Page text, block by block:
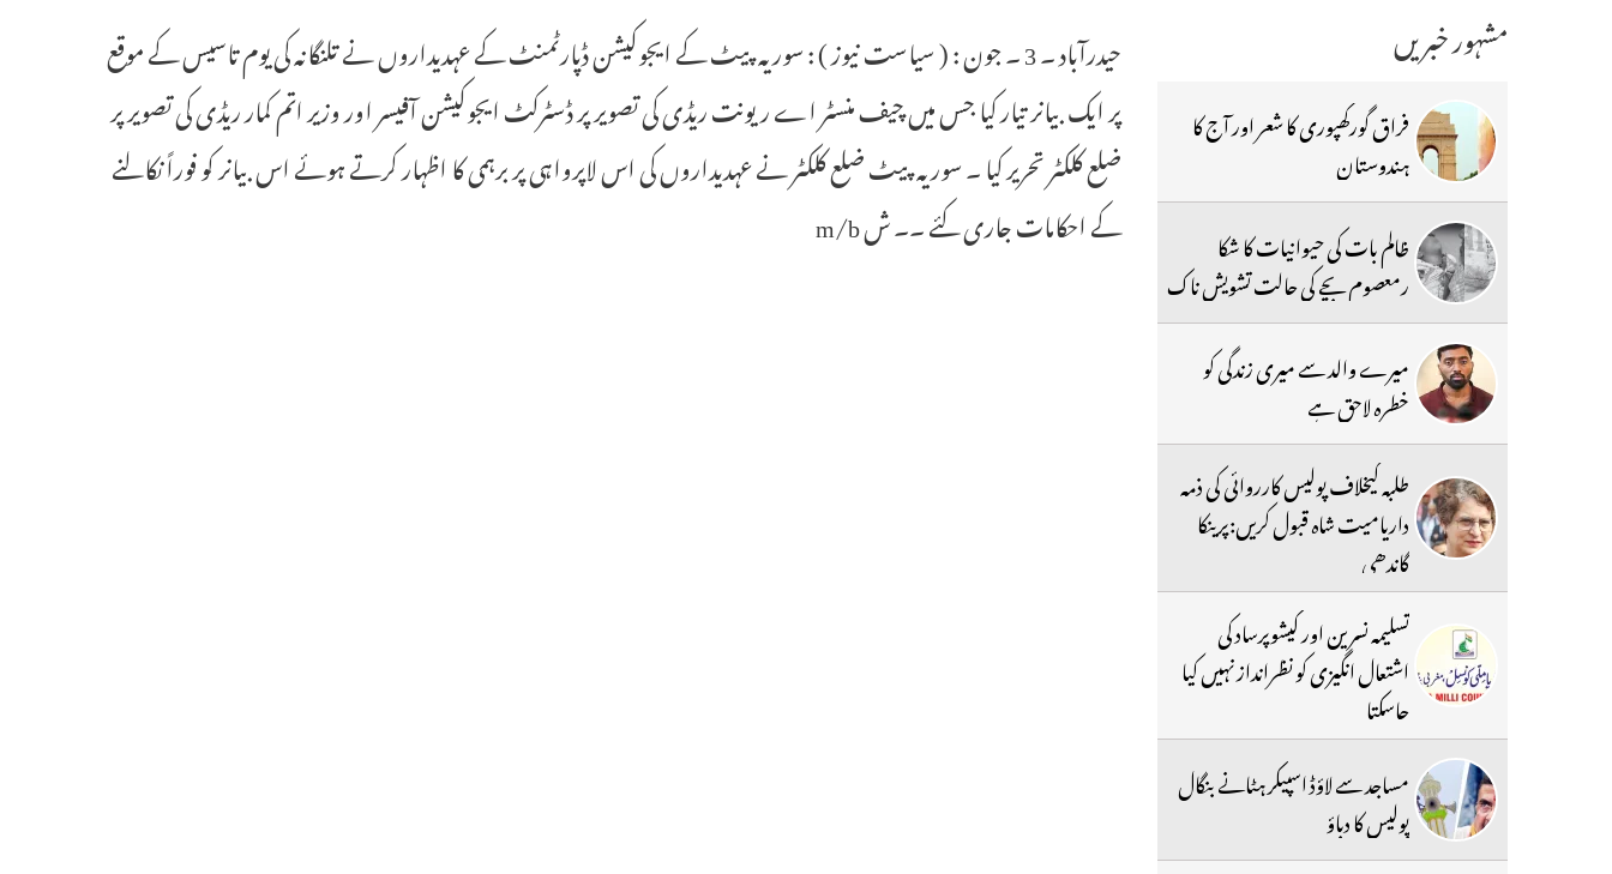
حیدرآباد ۔ 3 ۔ جون : ( سیاست نیوز ) : سوریہ پیٹ کے ایجوکیشن ڈپارٹمنٹ کے عہدیداروں نے تلنگانہ کی یوم تاسیس کے موقع
پر ایک بیانر تیار کیا جس میں چیف منسٹر اے ریونت ریڈی کی تصویر پر ڈسٹرکٹ ایجوکیشن آفیسر اور وزیر اتم کمار ریڈی کی تصویر پر
ضلع کلکٹر تحریر کیا ۔ سوریہ پیٹ ضلع کلکٹر نے عہدیداروں کی اس لاپرواہی پر برہمی کا اظہار کرتے ہوئے اس بیانر کو فوراً نکالنے
کے احکامات جاری کئے ۔۔ ش m/b
مشہور خبریں
فراق گورکھپوری کا شعر اور آج کا
ہندوستان
ظالم بات کی حیوانیات کا شکا
رمعصوم بچے کی حالت تشویش ناک
میرے والد سے میری زندگی کو
خطرہ لاحق ہے
طلبہ کیخلاف پولیس کارروائی کی ذمہ
داریامیت شاہ قبول کریں:پرینکا
گاندھی
تسلیمہ نسرین اور کیشوپرساد کی
اشتعال انگیزی کو نظرانداز نہیں کیا
جاسکتا
مساجد سے لاؤڈ اسپیکر ہٹانے بنگال
پولیس کا دباؤ